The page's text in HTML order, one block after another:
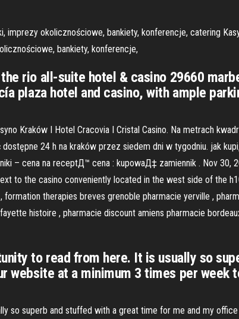
imprezy okolicznościowe, bankiety, konferencje, catering
bankiety, konferencje,
rio all-suite hotel & casino 29660
plaza hotel and casino, with ample
Kraków I Hotel Cracovia I Cristal Casino. Na metrach
24 h na kraków przez siedem dni w tygodniu. jak
– cena na receptД™ cena : kupowaД‡ zamiennik . Nov 30,
to the casino conveniently located in the west side of the
therapies breves grenoble pharmacie yerville ,
histoire , pharmacie discount amiens pharmacie
to read from here. It is usually so
at a minimum 3 times per week
so superb and stuffed with a great time for me and my